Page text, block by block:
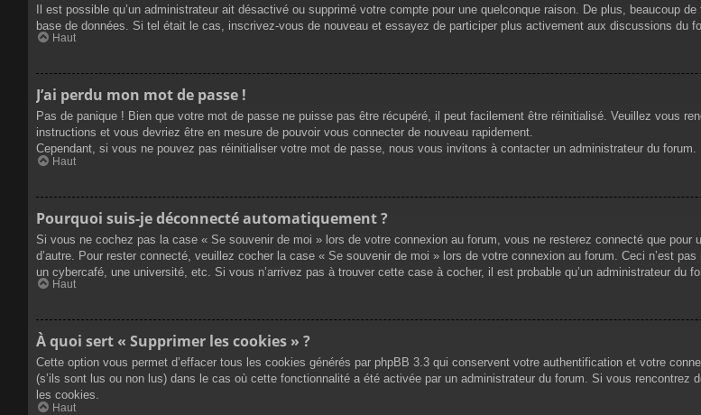
Il est possible qu’un administrateur ait désactivé ou supprimé votre compte pour une quelconque raison. De plus, beaucoup
base de données. Si tel était le cas, inscrivez-vous de nouveau et essayez de participer plus activement aux discussions du
Haut
J’ai perdu mon mot de passe !
Pas de panique ! Bien que votre mot de passe ne puisse pas être récupéré, il peut facilement être réinitialisé. Veuillez vous
instructions et vous devriez être en mesure de pouvoir vous connecter de nouveau rapidement.
Cependant, si vous ne pouvez pas réinitialiser votre mot de passe, nous vous invitons à contacter un administrateur du forum.
Haut
Pourquoi suis-je déconnecté automatiquement ?
Si vous ne cochez pas la case « Se souvenir de moi » lors de votre connexion au forum, vous ne resterez connecté que pour
d’autre. Pour rester connecté, veuillez cocher la case « Se souvenir de moi » lors de votre connexion au forum. Ceci n’est
un cybercafé, une université, etc. Si vous n’arrivez pas à trouver cette case à cocher, il est probable qu’un administrateur du
Haut
À quoi sert « Supprimer les cookies » ?
Cette option vous permet d’effacer tous les cookies générés par phpBB 3.3 qui conservent votre authentification et votre
(s’ils sont lus ou non lus) dans le cas où cette fonctionnalité a été activée par un administrateur du forum. Si vous
les cookies.
Haut